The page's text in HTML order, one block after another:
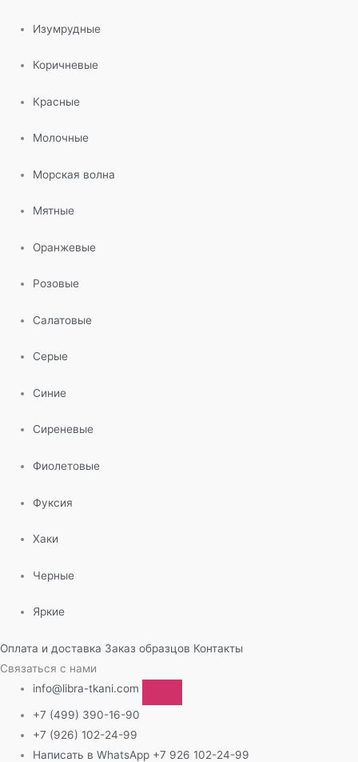
Изумрудные
Коричневые
Красные
Молочные
Морская волна
Мятные
Оранжевые
Розовые
Салатовые
Серые
Синие
Сиреневые
Фиолетовые
Фуксия
Хаки
Черные
Яркие
Оплата и доставка Заказ образцов Контакты
Связаться с нами
info@libra-tkani.com
+7 (499) 390-16-90
+7 (926) 102-24-99
Написать в WhatsApp +7 926 102-24-99